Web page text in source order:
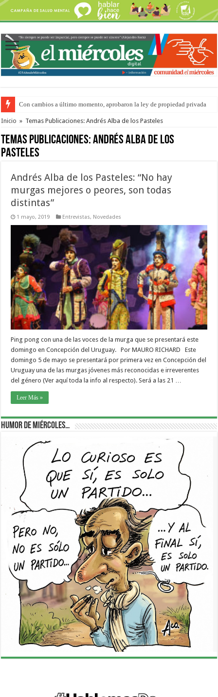
Con cambios a último momento, aprobaron la ley de propiedad privada
Adopción en Entre Ríos: el 35% de los 90 niños, niñas y adolescentes que
Inicio » Temas Publicaciones: Andrés Alba de los Pasteles
Temas Publicaciones:Andrés Alba de los
Pasteles
Andrés Alba de los Pasteles: “No hay
murgas mejores o peores, son todas
distintas”
1 mayo, 2019 Entrevistas, Novedades
Ping pong con una de las voces de la murga que se presentará este
domingo en Concepción del Uruguay. Por MAURO RICHARD Este
domingo 5 de mayo se presentará por primera vez en Concepción del
Uruguay una de las murgas jóvenes más reconocidas e irreverentes
del género (Ver aquí toda la info al respecto). Será a las 21 …
Leer Más »
Humor de Miércoles…